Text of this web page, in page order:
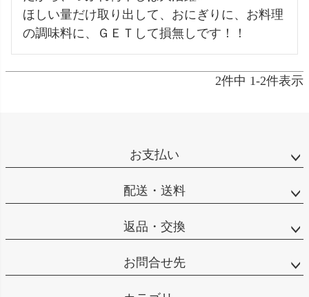
ほしい量だけ取り出して、おにぎりに、お料理
の調味料に、ＧＥＴして損無しです！！
2件中 1-2件表示
お支払い
配送・送料
返品・交換
お問合せ先